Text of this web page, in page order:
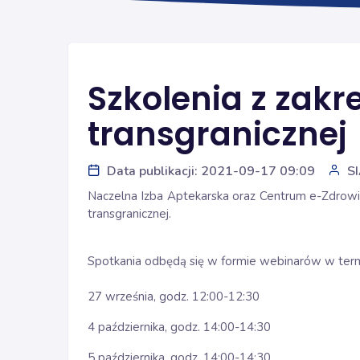
Szkolenia z
transgranicznej
Data publikacji: 2021-09-17 09:09
Naczelna Izba Aptekarska oraz Centrum e-
transgranicznej.
Spotkania odbędą się w formie webinarów w
27 września, godz. 12:00-12:30
4 października, godz. 14:00-14:30